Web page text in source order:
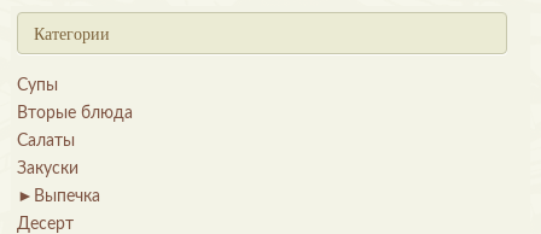
Категории
Супы
Вторые блюда
Салаты
Закуски
► Выпечка
Десерт